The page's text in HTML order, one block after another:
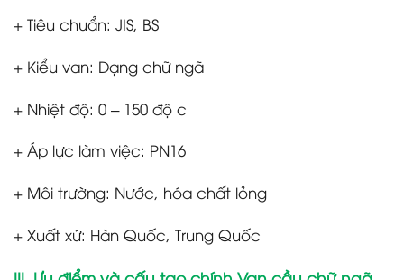
+ Tiêu chuẩn: JIS, BS
+ Kiểu van: Dạng chữ ngã
+ Nhiệt độ: 0 – 150 độ c
+ Áp lực làm việc: PN16
+ Môi trường: Nước, hóa chất lỏng
+ Xuất xứ: Hàn Quốc, Trung Quốc